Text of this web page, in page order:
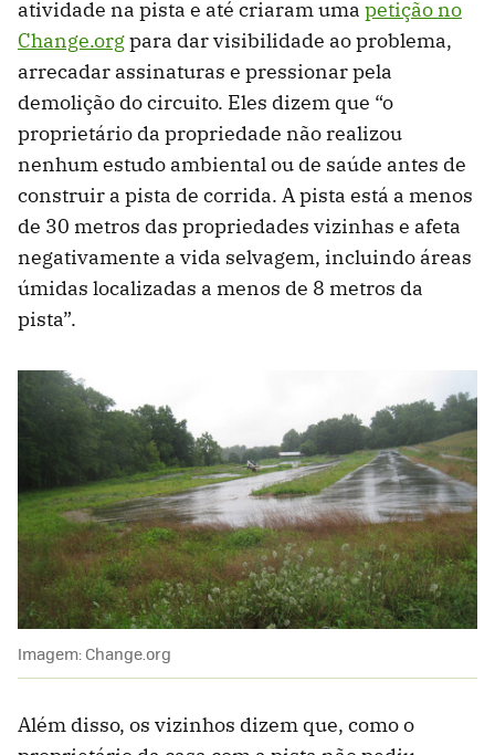
atividade na pista e até criaram uma petição no
Change.orgpara dar visibilidade ao problema,
arrecadar assinaturas e pressionar pela
demolição do circuito. Eles dizem que “o
proprietário da propriedade não realizou
nenhum estudo ambiental ou de saúde antes de
construir a pista de corrida. A pista está a menos
de 30 metros das propriedades vizinhas e afeta
negativamente a vida selvagem, incluindo áreas
úmidas localizadas a menos de 8 metros da
pista”.
Imagem: Change.org
Além disso, os vizinhos dizem que, como o